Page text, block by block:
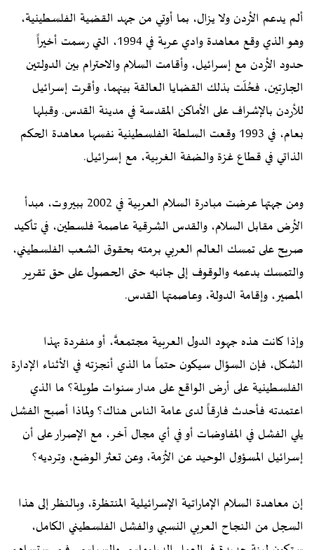
ألم يدعم الأردن ولا يزال، بما أوتي من جهد القضية الفلسطينية،
وهو الذي وقع معاهدة وادي عربة في 1994، التي رسمت أخيراً
حدود الأردن مع إسرائيل، وأقامت السلام والاحترام بين الدولتين
الجارتين، فحُلّت بذلك القضايا العالقة بينهما، وأقرت إسرائيل
للأردن بالإشراف على الأماكن المقدسة في مدينة القدس. وقبلها
بعام، في 1993 وقعت السلطة الفلسطينية نفسها معاهدة الحكم
الذاتي في قطاع غزة والضفة الغربية، مع إسرائيل.
ومن جهتها عرضت مبادرة السلام العربية في 2002 ببيروت، مبدأ
الأرض مقابل السلام، والقدس الشرقية عاصمة فلسطين، في تأكيد
صريح على تمسك العالم العربي برمته بحقوق الشعب الفلسطيني،
والتمسك بدعمه والوقوف إلى جانبه حتى الحصول على حق تقرير
المصير، وإقامة الدولة، وعاصمتها القدس.
وإذا كانت هذه جهود الدول العربية مجتمعةً، أو منفردة بهذا
الشكل، فإن السؤال سيكون حتماً ما الذي أنجزته في الأثناء الإدارة
الفلسطينية على أرض الواقع على مدار سنوات طويلة؟ ما الذي
اعتمدته فأحدث فارقاً لدى عامة الناس هناك؟ ولماذا أصبح الفشل
يلي الفشل في المفاوضات أو في أي مجال آخر، مع الإصرار على أن
إسرائيل المسؤول الوحيد عن الأزمة، وعن تعثر الوضع، وترديه؟
إن معاهدة السلام الإماراتية الإسرائيلية المنتظرة، وبالنظر إلى هذا
السجل من النجاح العربي النسبي والفشل الفلسطيني الكامل،